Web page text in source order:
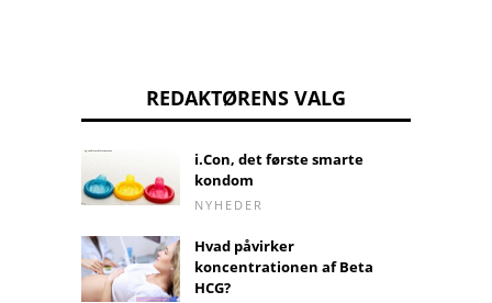
REDAKTØRENS VALG
i.Con, det første smarte
kondom
NYHEDER
Hvad påvirker
koncentrationen af ​​Beta
HCG?